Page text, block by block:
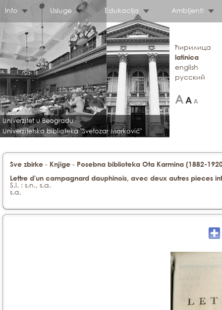
Info Usluge Edukacija Ambijenti
Univerzitet u Beogradu
Univerzitetska biblioteka "Svetozar Marković"
ћирилица
latinica
english
русский
Sve zbirke - Knjige - Posebna biblioteka Ota Karmina (1882-
Lettre d'un campagnard dauphinois, avec deux autres pieces
S.l. : s.n., s.a.
s.a.